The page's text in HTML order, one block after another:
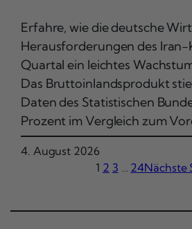
Erfahre, wie die deutsche
Herausforderungen des Iran-
Quartal ein leichtes
Das Bruttoinlandsprodukt
Daten des Statistischen
Prozent im Vergleich zum
4. August 2026
1 2 3 … 24Nächste